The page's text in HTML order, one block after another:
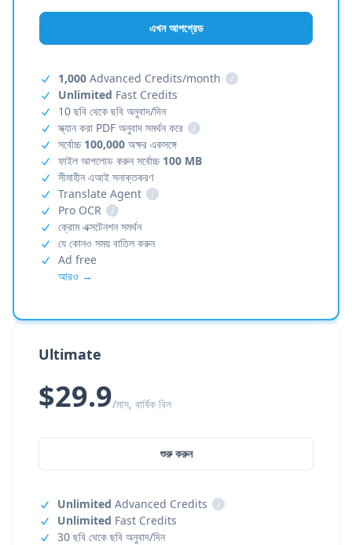
এখন আপগ্রেড
1,000 Advanced Credits/month
i
Unlimited Fast Credits
10 ছবি থেকে ছবি অনুবাদ/দিন
স্ক্যান করা PDF অনুবাদ সমর্থন করে
i
সর্বোচ্চ 100,000 অক্ষর একসঙ্গে
ফাইল আপলোড করুন সর্বোচ্চ 100 MB
সীমাহীন এআই সনাক্তকরণ
Translate Agent
i
Pro OCR
i
ক্রোম এক্সটেনশন সমর্থন
যে কোনও সময় বাতিল করুন
Ad free
আরও →
Ultimate
$29.9/মাস, বার্ষিক বিল
শুরু করুন
Unlimited Advanced Credits
i
Unlimited Fast Credits
30 ছবি থেকে ছবি অনুবাদ/দিন